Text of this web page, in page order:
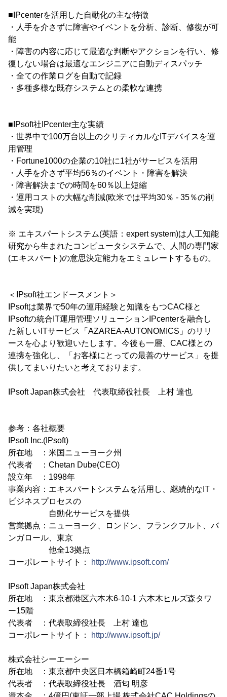
■IPcenterを活用した自動化の主な特徴
・人手を介さずに障害やイベントを分析、診断、修復が可
能
・障害の内容に応じて最適な判断やアクションを行い、修
復しない場合は最適なエンジニアに自動ディスパッチ
・全ての作業ログを自動で記録
・多種多様な既存システムとの柔軟な連携
■IPsoft社IPcenter主な実績
・世界中で100万台以上のクリティカルなITデバイスを運
用管理
・Fortune1000の企業の10社に1社がサービスを活用
・人手を介さず平均56％のイベント・障害を解決
・障害解決までの時間を60％以上短縮
・運用コストの大幅な削減(欧米では平均30％ - 35％の削
減を実現)
※ エキスパートシステム(英語：expert system)は人工知能
研究から生まれたコンピュータシステムで、人間の専門家
(エキスパート)の意思決定能力をエミュレートするもの。
＜IPsoft社エンドースメント＞
IPsoftは業界で50年の運用経験と知識をもつCAC様と
IPsoftの統合IT運用管理ソリューションIPcenterを融合し
た新しいITサービス「AZAREA-AUTONOMICS」のリリ
ースを心より歓迎いたします。今後も一層、CAC様との
連携を強化し、「お客様にとっての最善のサービス」を提
供してまいりたいと考えております。
IPsoft Japan株式会社 代表取締役社長 上村 達也
参考：各社概要
IPsoft Inc.(IPsoft)
所在地 ：米国ニューヨーク州
代表者 ：Chetan Dube(CEO)
設立年 ：1998年
事業内容：エキスパートシステムを活用し、継続的なIT・
ビジネスプロセスの
自動化サービスを提供
営業拠点：ニューヨーク、ロンドン、フランクフルト、バ
ンガロール、東京
他全13拠点
コーポレートサイト：
http://www.ipsoft.com/
IPsoft Japan株式会社
所在地 ：東京都港区六本木6-10-1 六本木ヒルズ森タワ
ー15階
代表者 ：代表取締役社長 上村 達也
コーポレートサイト：
http://www.ipsoft.jp/
株式会社シーエーシー
所在地 ：東京都中央区日本橋箱崎町24番1号
代表者 ：代表取締役社長 酒匂 明彦